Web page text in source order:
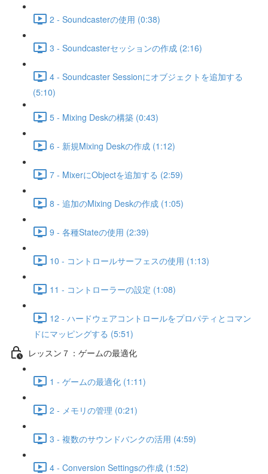
2 - Soundcasterの使用 (0:38)
3 - Soundcasterセッションの作成 (2:16)
4 - Soundcaster Sessionにオブジェクトを追加する
(5:10)
5 - Mixing Deskの構築 (0:43)
6 - 新規Mixing Deskの作成 (1:12)
7 - MixerにObjectを追加する (2:59)
8 - 追加のMixing Deskの作成 (1:05)
9 - 各種Stateの使用 (2:39)
10 - コントロールサーフェスの使用 (1:13)
11 - コントローラーの設定 (1:08)
12 - ハードウェアコントロールをプロパティとコマン
ドにマッピングする (5:51)
レッスン７：ゲームの最適化
1 - ゲームの最適化 (1:11)
2 - メモリの管理 (0:21)
3 - 複数のサウンドバンクの活用 (4:59)
4 - Conversion Settingsの作成 (1:52)